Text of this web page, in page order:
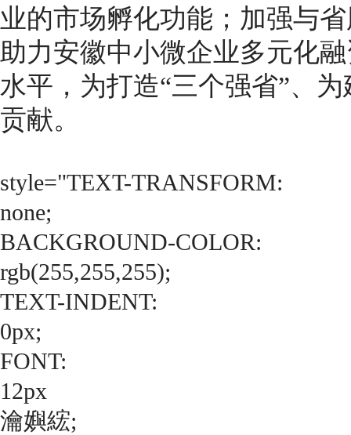
业的市场孵化功能；加强与
助力安徽中小微企业多元化
水平，为打造“三个强省”、
贡献。
style="TEXT-TRANSFORM:
none;
BACKGROUND-COLOR:
rgb(255,255,255);
TEXT-INDENT:
0px;
FONT:
12px
瀹嬩綋;